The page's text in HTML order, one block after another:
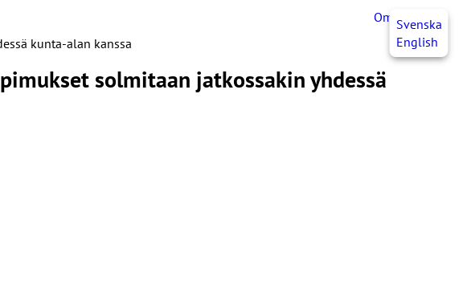
OmaJHLSvenska
English
kunta-alan kanssa
solmitaan jatkossakin yhdessä